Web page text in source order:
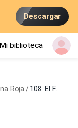
Descargar
Mi biblioteca
Roja / 108. El Futuro